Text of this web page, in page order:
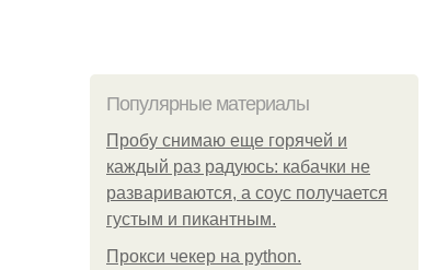
Популярные материалы
Пробу снимаю еще горячей и
каждый раз радуюсь: кабачки не
развариваются, а соус получается
густым и пикантным.
Прокси чекер на python.